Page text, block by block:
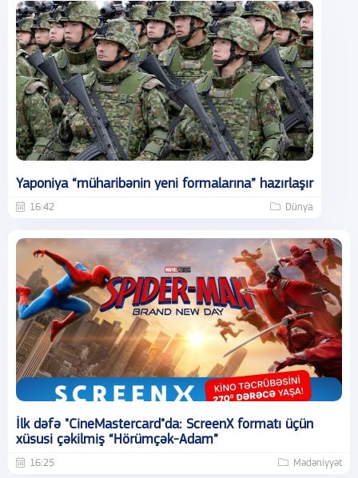
Yaponiya “müharibənin yeni formalarına” hazırlaşır
16:42 Dünya
İlk dəfə "CineMastercard"da: ScreenX formatı üçün
xüsusi çəkilmiş “Hörümçək-Adam”
16:25 Mədəniyyət